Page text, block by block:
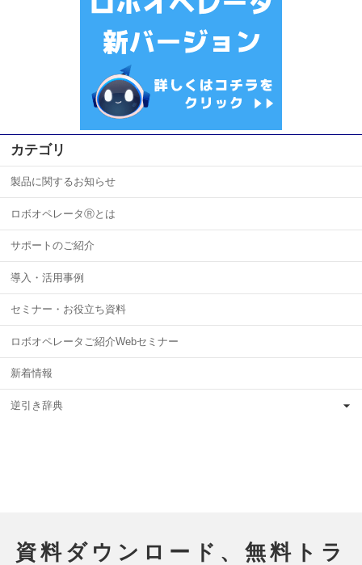
カテゴリ
製品に関するお知らせ
ロボオペレータⓇとは
サポートのご紹介
導入・活用事例
セミナー・お役立ち資料
ロボオペレータご紹介Webセミナー
新着情報
逆引き辞典
資料ダウンロード、無料トラ